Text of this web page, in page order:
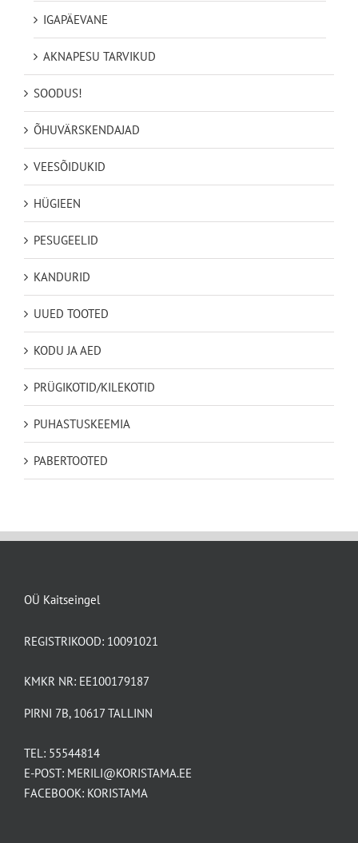
IGAPÄEVANE
AKNAPESU TARVIKUD
SOODUS!
ÕHUVÄRSKENDAJAD
VEESÕIDUKID
HÜGIEEN
PESUGEELID
KANDURID
UUED TOOTED
KODU JA AED
PRÜGIKOTID/KILEKOTID
PUHASTUSKEEMIA
PABERTOOTED
OÜ Kaitseingel
REGISTRIKOOD: 10091021
KMKR NR: EE100179187
PIRNI 7B, 10617 TALLINN
TEL: 55544814
E-POST: MERILI@KORISTAMA.EE
FACEBOOK: KORISTAMA